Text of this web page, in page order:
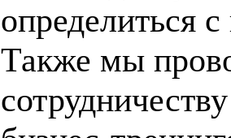
определиться
Также мы